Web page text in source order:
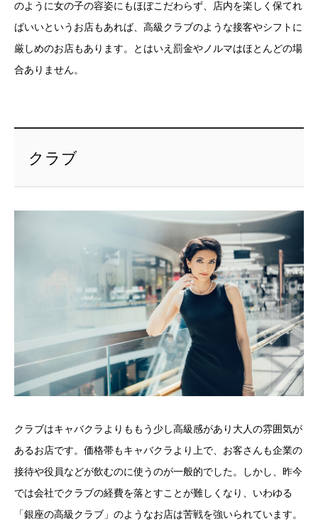
のように女の子の容姿にもほぼこだわらず、店内を楽しく保てれ
ばいいというお店もあれば、高級クラブのような接客やシフトに
厳しめのお店もあります。とはいえ罰金やノルマはほとんどの場
合ありません。
クラブ
クラブはキャバクラよりももう少し高級感があり大人の雰囲気が
あるお店です。価格帯もキャバクラより上で、お客さんも企業の
接待や役員などが飲むのに使うのが一般的でした。しかし、昨今
では会社でクラブの経費を落とすことが難しくなり、いわゆる
「銀座の高級クラブ」のようなお店は苦戦を強いられています。